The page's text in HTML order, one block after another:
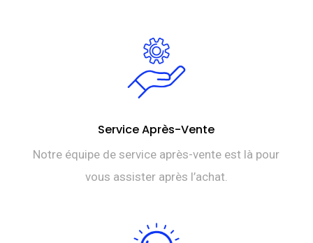
Service Après-Vente
Notre équipe de service après-vente est là pour
vous assister après l’achat.